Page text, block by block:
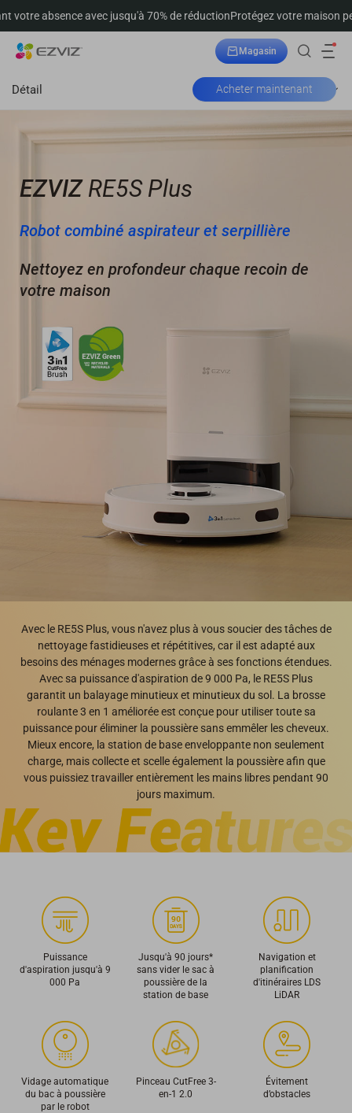
avec jusqu'à 70% de réductionProtégez votre maison pendant votre
Magasin
Détail Acheter maintenant
EZVIZRE5S Plus
Robot combiné aspirateur et serpillière
Nettoyez en profondeur chaque recoin de
votre maison
Avec le RE5S Plus, vous n'avez plus à vous soucier des tâches de
nettoyage fastidieuses et répétitives, car il est adapté aux
besoins des ménages modernes grâce à ses fonctions étendues.
Avec sa puissance d'aspiration de 9 000 Pa, le RE5S Plus
garantit un balayage minutieux et minutieux du sol. La brosse
roulante 3 en 1 améliorée est conçue pour utiliser toute sa
puissance pour éliminer la poussière sans emmêler les cheveux.
Mieux encore, la station de base enveloppante non seulement
charge, mais collecte et scelle également la poussière afin que
vous puissiez travailler entièrement les mains libres pendant 90
jours maximum.
Puissance
d'aspiration jusqu'à 9
000 Pa
Jusqu'à 90 jours*
sans vider le sac à
poussière de la
station de base
Navigation et
planification
d'itinéraires LDS
LiDAR
Vidage automatique
du bac à poussière
par le robot
Pinceau CutFree 3-
en-1 2.0
Évitement
d’obstacles